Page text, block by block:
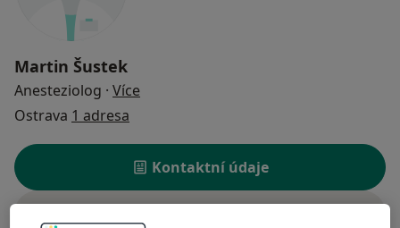
Martin Šustek
Anesteziolog · Více
Ostrava 1 adresa
Kontaktní údaje